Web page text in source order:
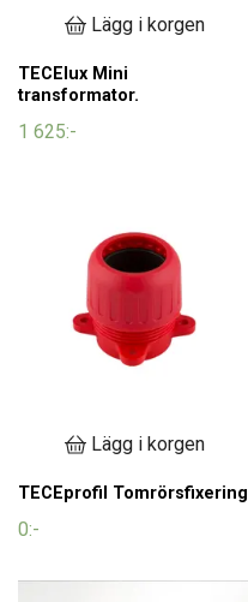
Lägg i korgen
TECElux Mini
transformator.
1 625:-
Lägg i korgen
TECEprofil Tomrörsfixering
0:-